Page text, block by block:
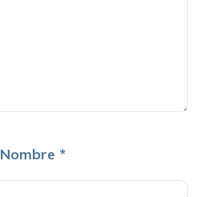
Nombre *